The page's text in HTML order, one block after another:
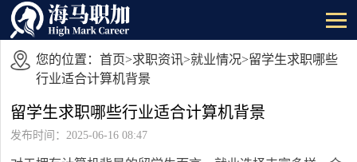
您的位置： 首页>求职资讯>就业情况>留学生求职哪些
行业适合计算机背景
留学生求职哪些行业适合计算机背景
发布时间：2025-06-16 08:47